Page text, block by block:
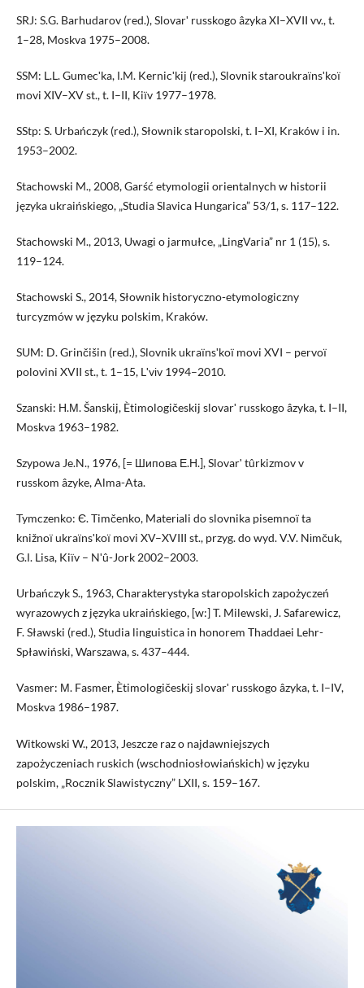
SRJ: S.G. Barhudarov (red.), Slovarʹ russkogo âzyka XI–XVII vv., t.
1–28, Moskva 1975–2008.
SSM: L.L. Gumecʹka, І.M. Kernicʹkij (red.), Slovnik staroukraїnsʹkoї
movi XIV–XV st., t. I–II, Kiїv 1977–1978.
SStp: S. Urbańczyk (red.), Słownik staropolski, t. I–XI, Kraków i in.
1953–2002.
Stachowski M., 2008, Garść etymologii orientalnych w historii
języka ukraińskiego, „Studia Slavica Hungarica” 53/1, s. 117–122.
Stachowski M., 2013, Uwagi o jarmułce, „LingVaria” nr 1 (15), s.
119–124.
Stachowski S., 2014, Słownik historyczno-etymologiczny
turcyzmów w języku polskim, Kraków.
SUM: D. Grinčišin (red.), Slovnik ukraїnsʹkoї movi XVI – pervoї
polovini XVII st., t. 1–15, Lʹvіv 1994–2010.
Szanski: Н.М. Šanskij, Ètimologičeskij slovarʹ russkogo âzyka, t. I–II,
Moskva 1963–1982.
Szypowa Je.N., 1976, [= Шипова Е.Н.], Slovarʹ tûrkizmov v
russkom âzyke, Alma-Ata.
Tymczenko: Є. Timčenko, Materіali do slovnika pisemnoї ta
knižnoї ukraїnsʹkoї movi XV–XVIII st., przyg. do wyd. V.V. Nіmčuk,
G.І. Lisa, Kiїv – Nʹû-Jork 2002–2003.
Urbańczyk S., 1963, Charakterystyka staropolskich zapożyczeń
wyrazowych z języka ukraińskiego, [w:] T. Milewski, J. Safarewicz,
F. Sławski (red.), Studia linguistica in honorem Thaddaei Lehr-
Spławiński, Warszawa, s. 437–444.
Vasmer: М. Fasmer, Ètimologičeskij slovarʹ russkogo âzyka, t. I–IV,
Moskva 1986–1987.
Witkowski W., 2013, Jeszcze raz o najdawniejszych
zapożyczeniach ruskich (wschodniosłowiańskich) w języku
polskim, „Rocznik Slawistyczny” LXII, s. 159–167.